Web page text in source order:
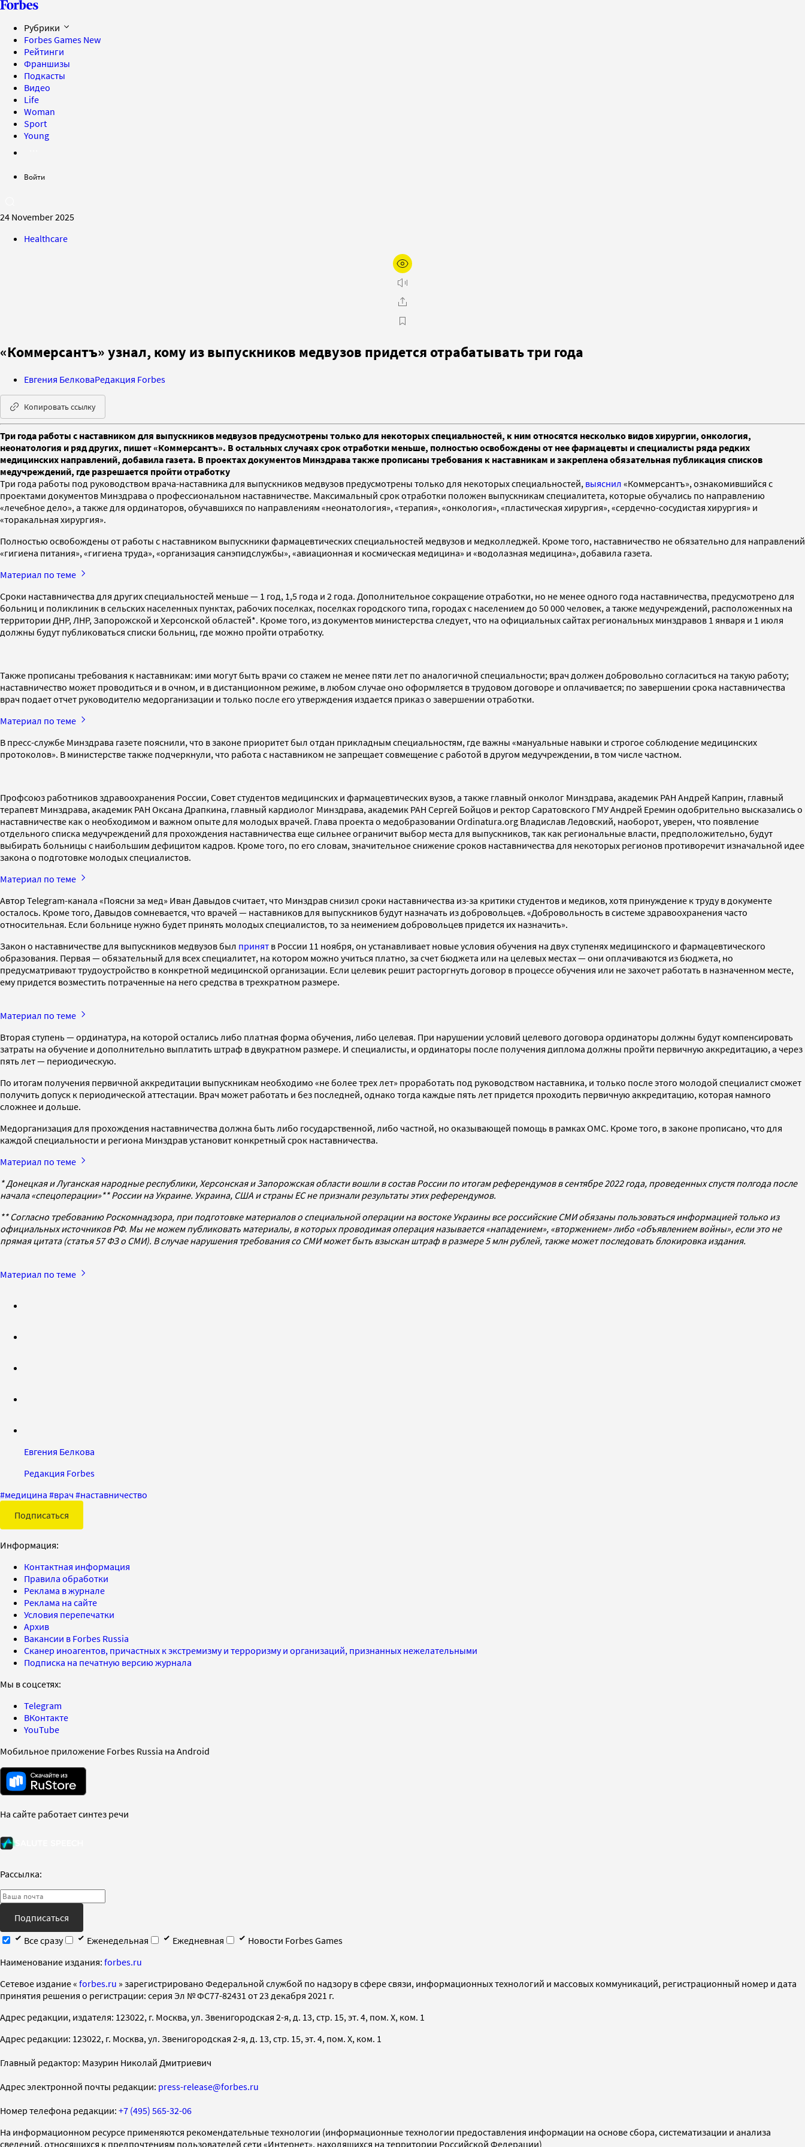
Рубрики
Forbes Games New
Рейтинги
Франшизы
Подкасты
Видео
Life
Woman
Sport
Young
Войти
24 November 2025
Healthcare
«Коммерсантъ» узнал, кому из выпускников медвузов придется отрабатывать три года
Евгения БелковаРедакция Forbes
Копировать ссылку
Три года работы с наставником для выпускников медвузов предусмотрены только для некоторых специальностей, к ним относятся несколько видов хирургии, онкология,
неонатология и ряд других, пишет «Коммерсантъ». В остальных случаях срок отработки меньше, полностью освобождены от нее фармацевты и специалисты ряда редких
медицинских направлений, добавила газета. В проектах документов Минздрава также прописаны требования к наставникам и закреплена обязательная публикация списков
медучреждений, где разрешается пройти отработку
Три года работы под руководством врача-наставника для выпускников медвузов предусмотрены только для некоторых специальностей, выяснил «Коммерсантъ», ознакомившийся с
проектами документов Минздрава о профессиональном наставничестве. Максимальный срок отработки положен выпускникам специалитета, которые обучались по направлению
«лечебное дело», а также для ординаторов, обучавшихся по направлениям «неонатология», «терапия», «онкология», «пластическая хирургия», «сердечно-сосудистая хирургия» и
«торакальная хирургия».
Полностью освобождены от работы с наставником выпускники фармацевтических специальностей медвузов и медколледжей. Кроме того, наставничество не обязательно для направлений
«гигиена питания», «гигиена труда», «организация санэпидслужбы», «авиационная и космическая медицина» и «водолазная медицина», добавила газета.
Материал по теме
Сроки наставничества для других специальностей меньше — 1 год, 1,5 года и 2 года. Дополнительное сокращение отработки, но не менее одного года наставничества, предусмотрено для
больниц и поликлиник в сельских населенных пунктах, рабочих поселках, поселках городского типа, городах с населением до 50 000 человек, а также медучреждений, расположенных на
территории ДНР, ЛНР, Запорожской и Херсонской областей*. Кроме того, из документов министерства следует, что на официальных сайтах региональных минздравов 1 января и 1 июля
должны будут публиковаться списки больниц, где можно пройти отработку.
Также прописаны требования к наставникам: ими могут быть врачи со стажем не менее пяти лет по аналогичной специальности; врач должен добровольно согласиться на такую работу;
наставничество может проводиться и в очном, и в дистанционном режиме, в любом случае оно оформляется в трудовом договоре и оплачивается; по завершении срока наставничества
врач подает отчет руководителю медорганизации и только после его утверждения издается приказ о завершении отработки.
Материал по теме
В пресс-службе Минздрава газете пояснили, что в законе приоритет был отдан прикладным специальностям, где важны «мануальные навыки и строгое соблюдение медицинских
протоколов». В министерстве также подчеркнули, что работа с наставником не запрещает совмещение с работой в другом медучреждении, в том числе частном.
Профсоюз работников здравоохранения России, Совет студентов медицинских и фармацевтических вузов, а также главный онколог Минздрава, академик РАН Андрей Каприн, главный
терапевт Минздрава, академик РАН Оксана Драпкина, главный кардиолог Минздрава, академик РАН Сергей Бойцов и ректор Саратовского ГМУ Андрей Еремин одобрительно высказались о
наставничестве как о необходимом и важном опыте для молодых врачей. Глава проекта о медобразовании Ordinatura.org Владислав Ледовский, наоборот, уверен, что появление
отдельного списка медучреждений для прохождения наставничества еще сильнее ограничит выбор места для выпускников, так как региональные власти, предположительно, будут
выбирать больницы с наибольшим дефицитом кадров. Кроме того, по его словам, значительное снижение сроков наставничества для некоторых регионов противоречит изначальной идее
закона о подготовке молодых специалистов.
Материал по теме
Автор Telegram-канала «Поясни за мед» Иван Давыдов считает, что Минздрав снизил сроки наставничества из-за критики студентов и медиков, хотя принуждение к труду в документе
осталось. Кроме того, Давыдов сомневается, что врачей — наставников для выпускников будут назначать из добровольцев. «Добровольность в системе здравоохранения часто
относительная. Если больнице нужно будет принять молодых специалистов, то за неимением добровольцев придется их назначить».
Закон о наставничестве для выпускников медвузов был принят в России 11 ноября, он устанавливает новые условия обучения на двух ступенях медицинского и фармацевтического
образования. Первая — обязательный для всех специалитет, на котором можно учиться платно, за счет бюджета или на целевых местах — они оплачиваются из бюджета, но
предусматривают трудоустройство в конкретной медицинской организации. Если целевик решит расторгнуть договор в процессе обучения или не захочет работать в назначенном месте,
ему придется возместить потраченные на него средства в трехкратном размере.
Материал по теме
Вторая ступень — ординатура, на которой остались либо платная форма обучения, либо целевая. При нарушении условий целевого договора ординаторы должны будут компенсировать
затраты на обучение и дополнительно выплатить штраф в двукратном размере. И специалисты, и ординаторы после получения диплома должны пройти первичную аккредитацию, а через
пять лет — периодическую.
По итогам получения первичной аккредитации выпускникам необходимо «не более трех лет» проработать под руководством наставника, и только после этого молодой специалист сможет
получить допуск к периодической аттестации. Врач может работать и без последней, однако тогда каждые пять лет придется проходить первичную аккредитацию, которая намного
сложнее и дольше.
Медорганизация для прохождения наставничества должна быть либо государственной, либо частной, но оказывающей помощь в рамках ОМС. Кроме того, в законе прописано, что для
каждой специальности и региона Минздрав установит конкретный срок наставничества.
Материал по теме
* Донецкая и Луганская народные республики, Херсонская и Запорожская области вошли в состав России по итогам референдумов в сентябре 2022 года, проведенных спустя полгода после
начала «спецоперации»** России на Украине. Украина, США и страны ЕС не признали результаты этих референдумов.
** Согласно требованию Роскомнадзора, при подготовке материалов о специальной операции на востоке Украины все российские СМИ обязаны пользоваться информацией только из
официальных источников РФ. Мы не можем публиковать материалы, в которых проводимая операция называется «нападением», «вторжением» либо «объявлением войны», если это не
прямая цитата (статья 57 ФЗ о СМИ). В случае нарушения требования со СМИ может быть взыскан штраф в размере 5 млн рублей, также может последовать блокировка издания.
Материал по теме
Евгения Белкова
Редакция Forbes
#медицина #врач #наставничество
Подписаться
Информация:
Контактная информация
Правила обработки
Реклама в журнале
Реклама на сайте
Условия перепечатки
Архив
Вакансии в Forbes Russia
Сканер иноагентов, причастных к экстремизму и терроризму и организаций, признанных нежелательными
Подписка на печатную версию журнала
Мы в соцсетях:
Telegram
ВКонтакте
YouTube
Мобильное приложение Forbes Russia на Android
На сайте работает синтез речи
Рассылка:
Подписаться
Все сразу
Еженедельная Ежедневная
Новости Forbes Games
Наименование издания: forbes.ru
Cетевое издание « forbes.ru » зарегистрировано Федеральной службой по надзору в сфере связи, информационных технологий и массовых коммуникаций, регистрационный номер и дата
принятия решения о регистрации: серия Эл № ФС77-82431 от 23 декабря 2021 г.
Адрес редакции, издателя: 123022, г. Москва, ул. Звенигородская 2-я, д. 13, стр. 15, эт. 4, пом. X, ком. 1
Адрес редакции: 123022, г. Москва, ул. Звенигородская 2-я, д. 13, стр. 15, эт. 4, пом. X, ком. 1
Главный редактор: Мазурин Николай Дмитриевич
Адрес электронной почты редакции: press-release@forbes.ru
Номер телефона редакции: +7 (495) 565-32-06
На информационном ресурсе применяются рекомендательные технологии (информационные технологии предоставления информации на основе сбора, систематизации и анализа
сведений, относящихся к предпочтениям пользователей сети «Интернет», находящихся на территории Российской Федерации)